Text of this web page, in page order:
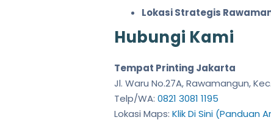
Lokasi Strategis
Hubungi Kami
Tempat Printing Jakarta
Jl. Waru No.27A, Rawamangun,
Telp/WA: 0821 3081 1195
Lokasi Maps: Klik Di Sini (Panduan